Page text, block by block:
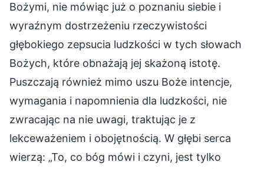
Bożymi, nie mówiąc już o poznaniu siebie i
wyraźnym dostrzeżeniu rzeczywistości
głębokiego zepsucia ludzkości w tych słowach
Bożych, które obnażają jej skażoną istotę.
Puszczają również mimo uszu Boże intencje,
wymagania i napomnienia dla ludzkości, nie
zwracając na nie uwagi, traktując je z
lekceważeniem i obojętnością. W głębi serca
wierzą: „To, co bóg mówi i czyni, jest tylko